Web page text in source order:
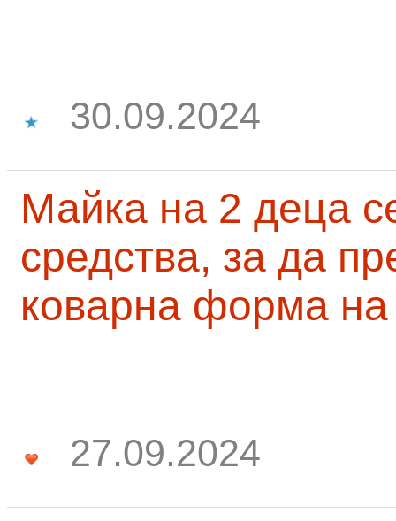
30.09.2024
Майка на 2 деца
средства, за да
коварна форма на
27.09.2024